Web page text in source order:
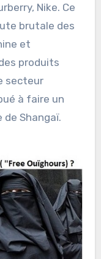
Nike. Ce
brutale des
et
produits
secteur
à faire un
de Shangaï.